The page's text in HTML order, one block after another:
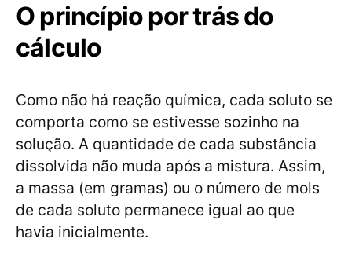
O princípio por trás do
cálculo
Como não há reação química, cada soluto se
comporta como se estivesse sozinho na
solução. A quantidade de cada substância
dissolvida não muda após a mistura. Assim,
a massa (em gramas) ou o número de mols
de cada soluto permanece igual ao que
havia inicialmente.